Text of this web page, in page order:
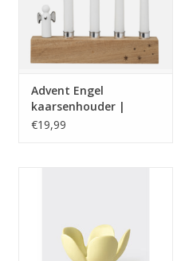
Advent Engel
kaarsenhouder |
Räder
€19,99